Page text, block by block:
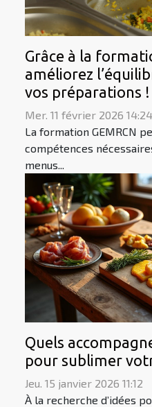
Grâce à la
améliorez
vos préparations !
Mer. 11 février 2026 14:24
La formation GEMRCN
compétences
menus...
Quels
pour sublimer
Jeu. 15 janvier 2026 11:12
À la recherche d’idées